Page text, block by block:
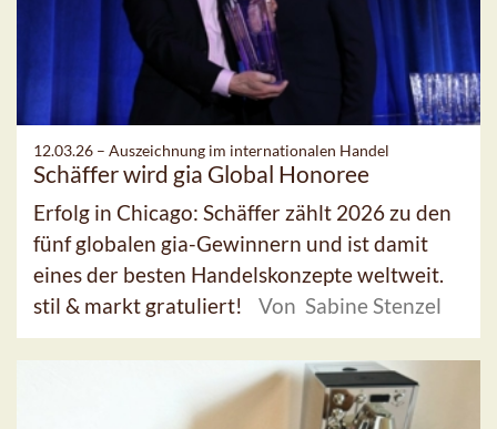
12.03.26 – Auszeichnung im internationalen Handel
Schäffer wird gia Global Honoree
Erfolg in Chicago: Schäffer zählt 2026 zu den
fünf globalen gia-Gewinnern und ist damit
eines der besten Handelskonzepte weltweit.
stil & markt gratuliert!
Von Sabine Stenzel